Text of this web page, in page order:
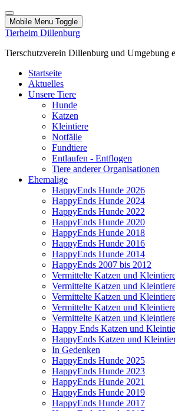
Mobile Menu Toggle
Tierheim Dillenburg
Tierschutzverein Dillenburg und Umgebung
Startseite
Aktuelles
Unsere Tiere
Hunde
Katzen
Kleintiere
Notfälle
Fundtiere
Entlaufen - Entflogen
Tiere anderer Organisationen
Ehemalige
HappyEnds Hunde 2026
HappyEnds Hunde 2024
HappyEnds Hunde 2022
HappyEnds Hunde 2020
HappyEnds Hunde 2018
HappyEnds Hunde 2016
HappyEnds Hunde 2014
HappyEnds 2007 bis 2012
Vermittelte Katzen und
Vermittelte Katzen und
Vermittelte Katzen und
Vermittelte Katzen und
Vermittelte Katzen und
Happy Ends Katzen und
HappyEnds Katzen und
In Gedenken
HappyEnds Hunde 2025
HappyEnds Hunde 2023
HappyEnds Hunde 2021
HappyEnds Hunde 2019
HappyEnds Hunde 2017